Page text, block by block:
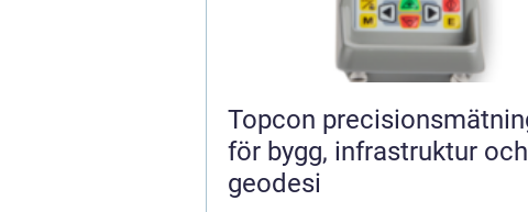
Topcon precisionsmätning
för bygg, infrastruktur och
geodesi